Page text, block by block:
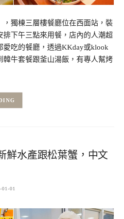
，獨棟三層樓餐廳位在西面站，裝
下午三點來用餐，店內的人潮超
愛吃的餐廳，透過KKday或klook
韓牛套餐跟釜山湯飯，有專人幫烤
鮮水產跟松葉蟹，中文
01-01